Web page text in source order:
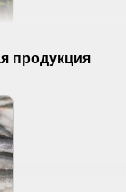
продукция